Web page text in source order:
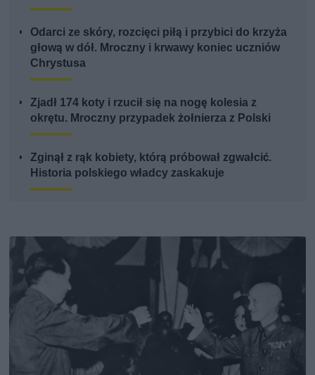
Odarci ze skóry, rozcięci piłą i przybici do krzyża
głową w dół. Mroczny i krwawy koniec uczniów
Chrystusa
Zjadł 174 koty i rzucił się na nogę kolesia z
okrętu. Mroczny przypadek żołnierza z Polski
Zginął z rąk kobiety, którą próbował zgwałcić.
Historia polskiego władcy zaskakuje